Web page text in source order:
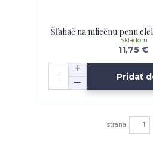
Šľahač na mliečnu penu
11,75 €
Skladom
Pridať
strana